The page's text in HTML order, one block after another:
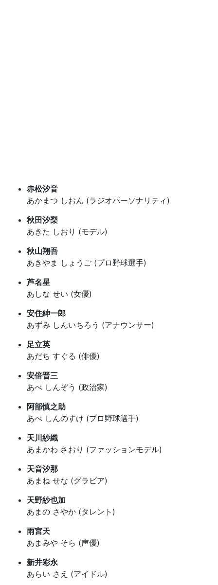
赤松汐音
あかまつ しおん (ラジオパーソナリティ)
秋田汐梨
あきた しおり (モデル)
秋山翔吾
あきやま しょうご (プロ野球選手)
芦名星
あしな せい (女優)
安住紳一郎
あずみ しんいちろう (アナウンサー)
足立英
あだち すぐる (俳優)
安倍晋三
あべ しんぞう (政治家)
阿部慎之助
あべ しんのすけ (プロ野球選手)
天川紗織
あまかわ さおり (ファッションモデル)
天音汐那
あまね せな (グラビア)
天野紗也加
あまの さやか (タレント)
雨宮天
あまみや そら (声優)
新井彩永
あらい さえ (アイドル)